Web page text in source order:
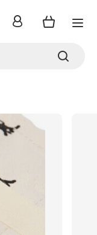
inloggen